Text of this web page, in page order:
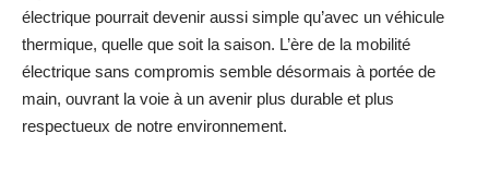
électrique pourrait devenir aussi simple qu’avec un véhicule
thermique, quelle que soit la saison. L’ère de la mobilité
électrique sans compromis semble désormais à portée de
main, ouvrant la voie à un avenir plus durable et plus
respectueux de notre environnement.